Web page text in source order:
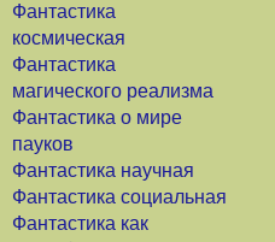
Фантастика
космическая
Фантастика
магического реализма
Фантастика о мире
пауков
Фантастика научная
Фантастика социальная
Фантастика как